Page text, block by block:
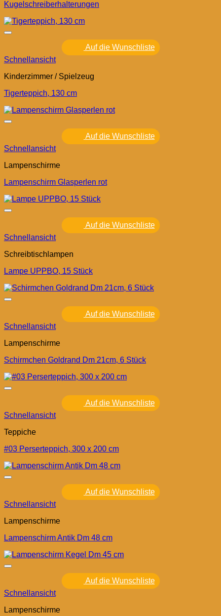
Kugelschreiberhalterungen
Auf die Wunschliste
Schnellansicht
Kinderzimmer / Spielzeug
Tigerteppich, 130 cm
Auf die Wunschliste
Schnellansicht
Lampenschirme
Lampenschirm Glasperlen rot
Auf die Wunschliste
Schnellansicht
Schreibtischlampen
Lampe UPPBO, 15 Stück
Auf die Wunschliste
Schnellansicht
Lampenschirme
Schirmchen Goldrand Dm 21cm, 6 Stück
Auf die Wunschliste
Schnellansicht
Teppiche
#03 Perserteppich, 300 x 200 cm
Auf die Wunschliste
Schnellansicht
Lampenschirme
Lampenschirm Antik Dm 48 cm
Auf die Wunschliste
Schnellansicht
Lampenschirme